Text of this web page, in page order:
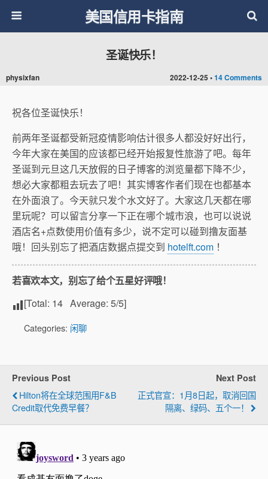
美国信用卡指南
2022-12-25 •14 Comments
圣诞快乐！
physixfan
祝各位圣诞快乐！
前两年圣诞都受新冠疫情影响估计很多人都没好好出行，
今年大家在美国的应该都已经开始报复性旅游了吧。每年
圣诞到元旦这几天放假的日子博客的浏览量都下降不少，
想必大家都粗去玩去了吧！其实博客作者们现在也都基本
在外面浪了。今天就只发个水文好了。大家这几天都在哪
里玩呢？可以留言分享一下正在哪个城市浪，也可以说说
酒店名+点数使用价值有多少，说不定可以碰到撸友面基
哦！回头别忘了把酒店数据点提交到 hotelft.com ！
若喜欢本文，别忘了给个五星好评哦！
[Total: 14 Average: 5/5]
Categories: 闲聊
Previous Post
Hilton将在全球范围用F&B
Credit取代免费早餐？
Next Post
正式官宣：1月8日起，取消回国
隔离、绿码、五个一！